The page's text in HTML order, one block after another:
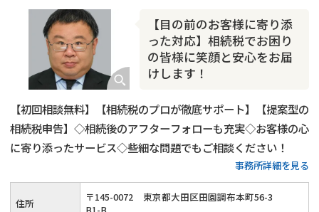
【目の前のお客様に寄り添
った対応】相続税でお困り
の皆様に笑顔と安心をお届
けします！
【初回相談無料】【相続税のプロが徹底サポート】【提案型の
相続税申告】◇相続後のアフターフォローも充実◇お客様の心
に寄り添ったサービス◇些細な問題でもご相談ください！
事務所詳細を見る
住所 〒145-0072
東京都大田区田園調布本町56-3